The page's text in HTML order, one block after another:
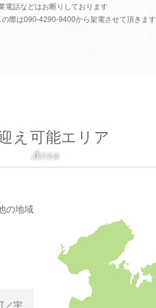
電話などはお断りしております
際は090-4290-9400から架電させて頂きます
え可能エリア
Area
の地域
／宇